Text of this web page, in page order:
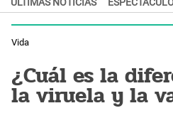
Vida
¿Cuál es la
la viruela y la